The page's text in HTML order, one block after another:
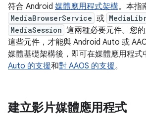
符合 Android 媒體應用程式架構。本指
MediaBrowserService 或
MediaSession 這兩種必要元件。您
這些元件，才能與 Android Auto 或
媒體基礎架構後，即可在媒體應用程式
Auto 的支援和對 AAOS 的支援。
建立影片媒體應用程式